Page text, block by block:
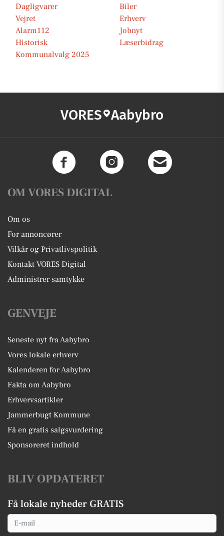
Dagligvarer
Biler
Vejret
Erhverv
Alarm112
Jobnyt
Historisk
Læserbidrag
Kommunalvalg 2025
VORES Aabybro
OM VORES DIGITAL
Om os
For annoncører
Vilkår og Privatlivspolitik
Kontakt VORES Digital
Administrer samtykke
GENVEJE
Seneste nyt fra Aabybro
Vores lokale erhverv
Kalenderen for Aabybro
Fakta om Aabybro
Erhvervsartikler
Jammerbugt Kommune
Få en gratis salgsvurdering
Sponsoreret indhold
BLIV OPDATERET
Få lokale nyheder GRATIS
Email